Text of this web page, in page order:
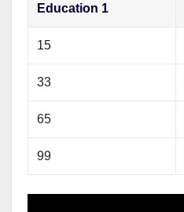
Education 1
15
33
65
99